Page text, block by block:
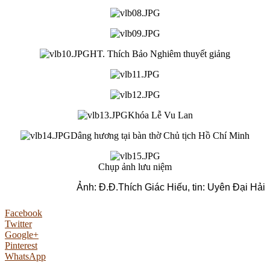
HT. Thích Bảo Nghiêm thuyết giảng
Khóa Lễ Vu Lan
Dâng hương tại bàn thờ Chủ tịch Hồ Chí Minh
Chụp ảnh lưu niệm
Ảnh: Đ.Đ.Thích Giác Hiếu, tin: Uyên Đại Hải
Facebook
Twitter
Google+
Pinterest
WhatsApp